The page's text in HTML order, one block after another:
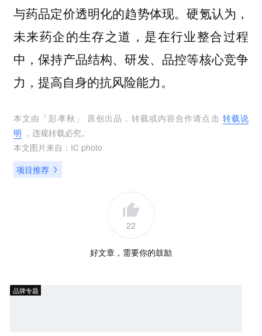
与药品定价透明化的趋势体现。硬氪认为，
未来药企的生存之道，是在行业整合过程
中，保持产品结构、研发、品控等核心竞争
力，提高自身的抗风险能力。
本文由「彭孝秋 」 原创出品，转载或内容合作请点击 转载说
明 ，违规转载必究。
本文图片来自： IC photo
项目推荐
22
好文章，需要你的鼓励
品牌专题